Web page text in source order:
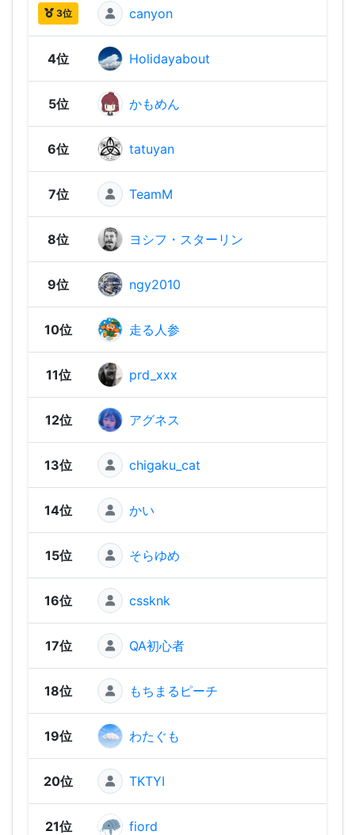
3位 canyon
4位 Holidayabout
5位 かもめん
6位 tatuyan
7位 TeamM
8位 ヨシフ・スターリン
9位 ngy2010
10位 走る人参
11位 prd_xxx
12位 アグネス
13位 chigaku_cat
14位 かい
15位 そらゆめ
16位 cssknk
17位 QA初心者
18位 もちまるピーチ
19位 わたぐも
20位 TKTYI
21位 fiord